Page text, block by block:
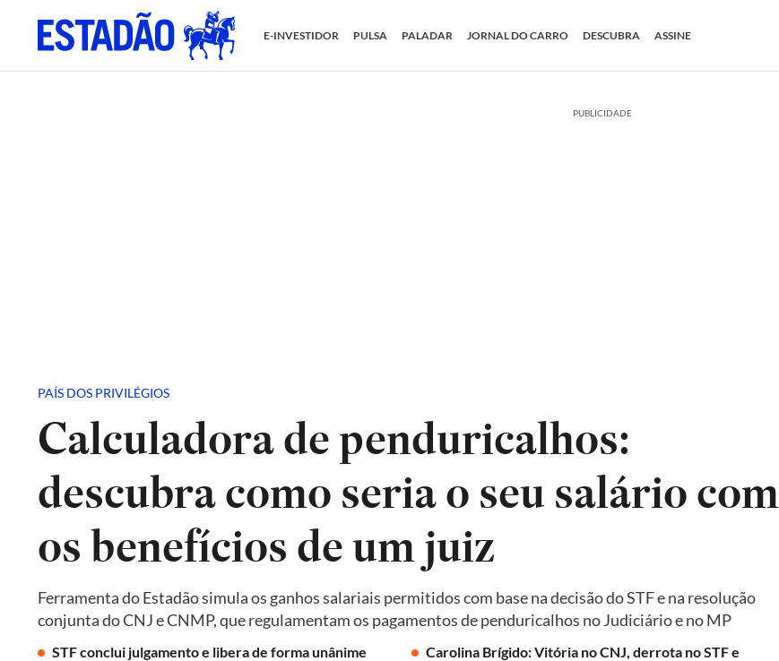
E-INVESTIDOR PULSA PALADAR JORNAL DO CARRO DESCUBRA ASSINE
PUBLICIDADE
PAÍS DOS PRIVILÉGIOS
Calculadora de penduricalhos:
descubra como seria o seu salário com
os benefícios de um juiz
Ferramenta do Estadão simula os ganhos salariais permitidos com base na decisão do STF e na resolução
conjunta do CNJ e CNMP, que regulamentam os pagamentos de penduricalhos no Judiciário e no MP
STF conclui julgamento e libera de forma unânime
Carolina Brígido: Vitória no CNJ, derrota no STF e